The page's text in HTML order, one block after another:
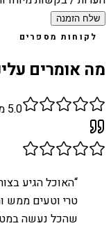
שלח הזמנה
לקוחות מספרים
מה אומרים
5.0
“האוכל הגיע
טרי וטעים ממש
שהכל נעשה